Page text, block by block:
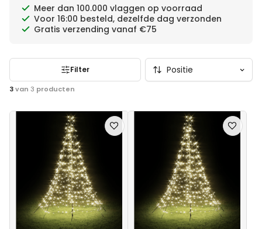
Meer dan 100.000 vlaggen op voorraad
Voor 16:00 besteld, dezelfde dag verzonden
Gratis verzending vanaf €75
3van 3 producten
Filter
Voeg
toe
Voeg
toe